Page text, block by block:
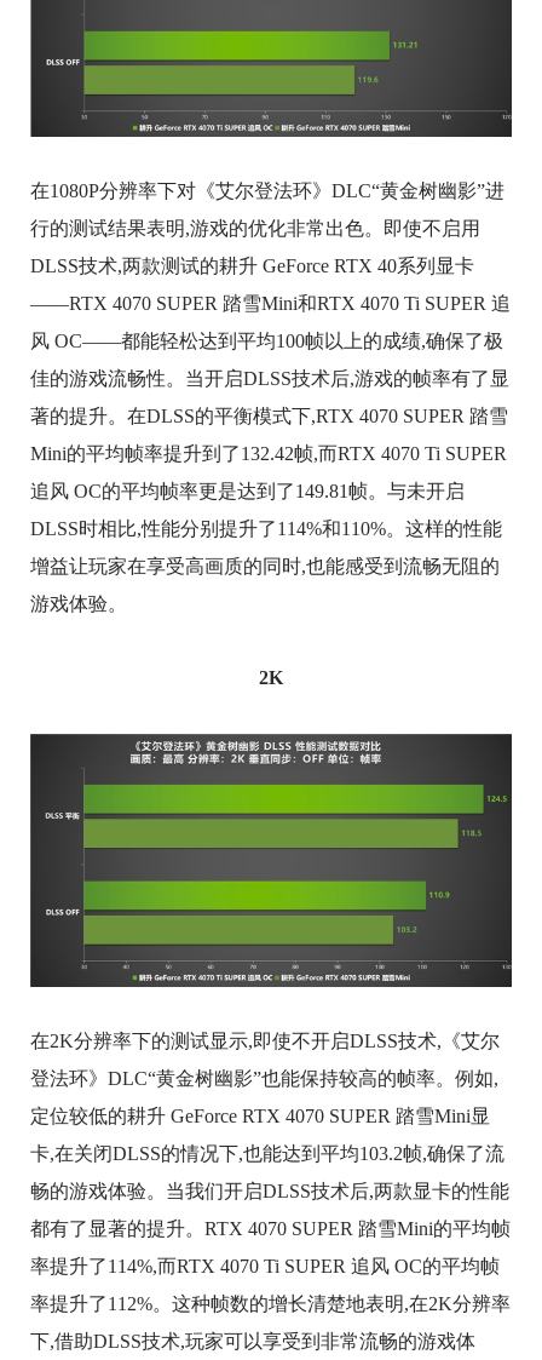
在1080P分辨率下对《艾尔登法环》DLC“黄金树幽影”进
行的测试结果表明,游戏的优化非常出色。即使不启用
DLSS技术,两款测试的耕升 GeForce RTX 40系列显卡
——RTX 4070 SUPER 踏雪Mini和RTX 4070 Ti SUPER 追
风 OC——都能轻松达到平均100帧以上的成绩,确保了极
佳的游戏流畅性。当开启DLSS技术后,游戏的帧率有了显
著的提升。在DLSS的平衡模式下,RTX 4070 SUPER 踏雪
Mini的平均帧率提升到了132.42帧,而RTX 4070 Ti SUPER
追风 OC的平均帧率更是达到了149.81帧。与未开启
DLSS时相比,性能分别提升了114%和110%。这样的性能
增益让玩家在享受高画质的同时,也能感受到流畅无阻的
游戏体验。
2K
在2K分辨率下的测试显示,即使不开启DLSS技术,《艾尔
登法环》DLC“黄金树幽影”也能保持较高的帧率。例如,
定位较低的耕升 GeForce RTX 4070 SUPER 踏雪Mini显
卡,在关闭DLSS的情况下,也能达到平均103.2帧,确保了流
畅的游戏体验。当我们开启DLSS技术后,两款显卡的性能
都有了显著的提升。RTX 4070 SUPER 踏雪Mini的平均帧
率提升了114%,而RTX 4070 Ti SUPER 追风 OC的平均帧
率提升了112%。这种帧数的增长清楚地表明,在2K分辨率
下,借助DLSS技术,玩家可以享受到非常流畅的游戏体